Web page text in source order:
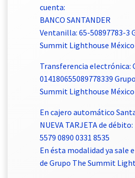
cuenta:
BANCO SANTANDER
Ventanilla: 65-50897783-3
Summit Lighthouse México
Transferencia electrónica:
014180655089778339
Summit Lighthouse México
En cajero automático
NUEVA TARJETA de débito:
5579 0890 0331 8535
En ésta modalidad ya sale
de Grupo The Summit